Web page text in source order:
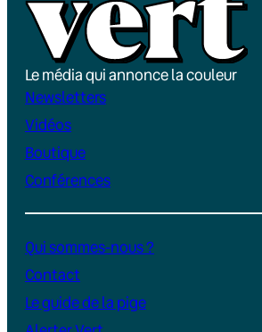
Le média qui annonce la couleur
Newsletters
Vidéos
Boutique
Conférences
Qui sommes-nous ?
Contact
Le guide de la pige